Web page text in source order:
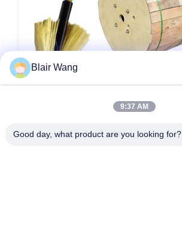
닥
Blair Wang
9:37 AM
Good day, what product are you looking for?